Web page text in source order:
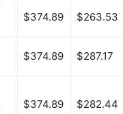
$374.89 $263.53
$374.89 $287.17
$374.89 $282.44